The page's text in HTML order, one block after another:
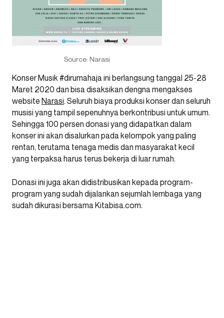
Source: Narasi
Konser Musik #dirumahaja ini berlangsung tanggal 25-28
Maret 2020 dan bisa disaksikan dengna mengakses
website Narasi. Seluruh biaya produksi konser dan seluruh
musisi yang tampil sepenuhnya berkontribusi untuk umum.
Sehingga 100 persen donasi yang didapatkan dalam
konser ini akan disalurkan pada kelompok yang paling
rentan, terutama tenaga medis dan masyarakat kecil
yang terpaksa harus terus bekerja di luar rumah.
Donasi ini juga akan didistribusikan kepada program-
program yang sudah dijalankan sejumlah lembaga yang
sudah dikurasi bersama Kitabisa.com.